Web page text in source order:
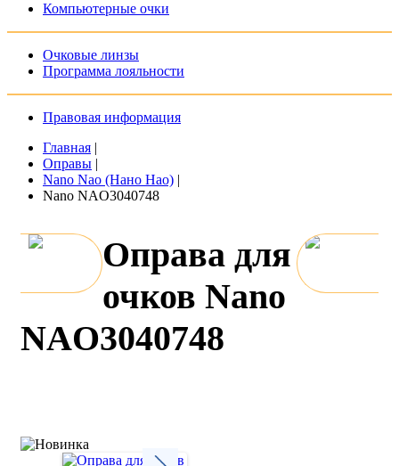
Компьютерные очки
Очковые линзы
Программа лояльности
Правовая информация
Главная |
Оправы |
Nano Nao (Нано Нао) |
Nano NAO3040748
Оправа для
очков Nano
NAO3040748